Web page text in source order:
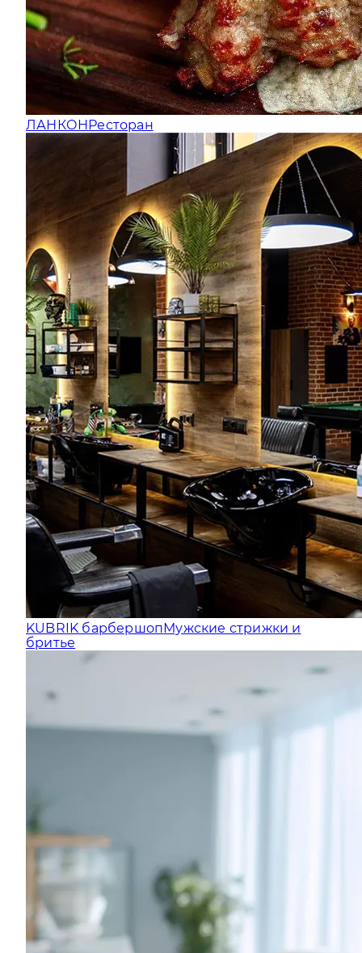
ЛАНКОН Ресторан
KUBRIK барбершоп
Мужские стрижки и
бритье